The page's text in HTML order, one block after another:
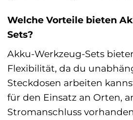
Welche Vorteile bieten
Sets?
Akku-Werkzeug-Sets
Flexibilität, da du
Steckdosen arbeiten
für den Einsatz an Orten,
Stromanschluss